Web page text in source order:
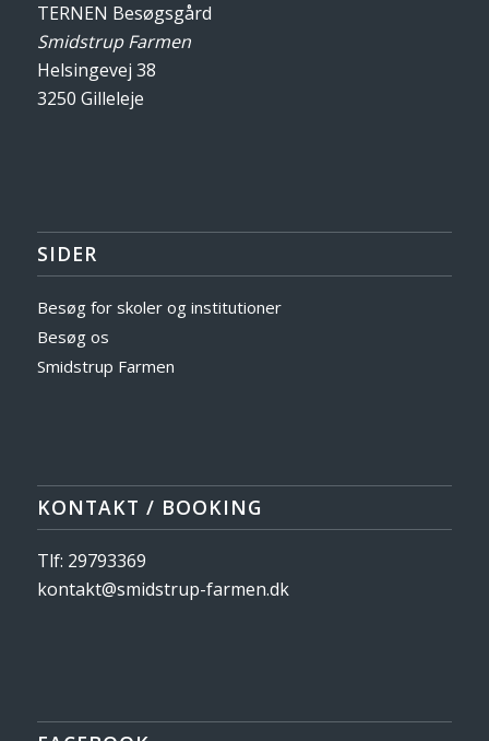
TERNEN Besøgsgård
Smidstrup Farmen
Helsingevej 38
3250 Gilleleje
SIDER
Besøg for skoler og institutioner
Besøg os
Smidstrup Farmen
KONTAKT / BOOKING
Tlf: 29793369
kontakt@smidstrup-farmen.dk